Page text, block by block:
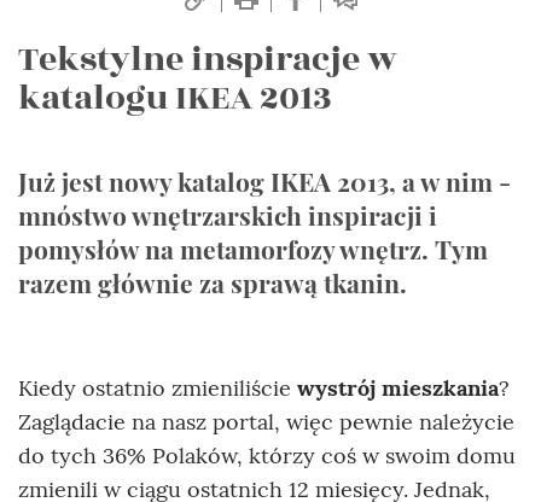
Tekstylne inspiracje w
katalogu IKEA 2013
Już jest nowy katalog IKEA 2013, a w nim -
mnóstwo wnętrzarskich inspiracji i
pomysłów na metamorfozy wnętrz. Tym
razem głównie za sprawą tkanin.
Kiedy ostatnio zmieniliście wystrój mieszkania?
Zaglądacie na nasz portal, więc pewnie należycie
do tych 36% Polaków, którzy coś w swoim domu
zmienili w ciągu ostatnich 12 miesięcy. Jednak,